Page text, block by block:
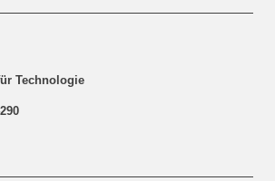
Technologie